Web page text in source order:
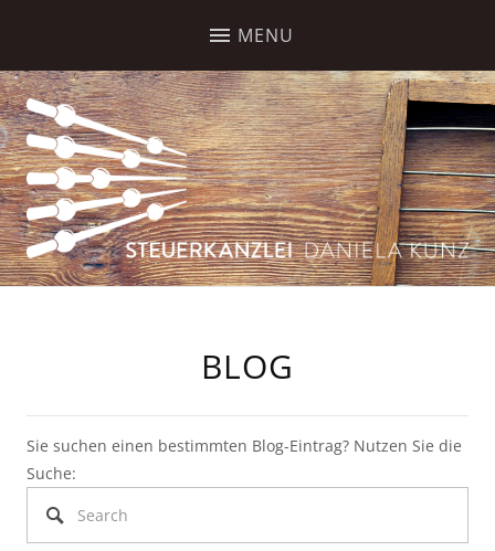
BLOG
Sie suchen einen bestimmten Blog-Eintrag? Nutzen Sie die
Suche: